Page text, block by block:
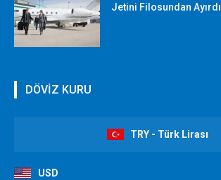
Jetini Filosundan Ayırdı
DÖVİZ KURU
TRY - Türk Lirası
USD